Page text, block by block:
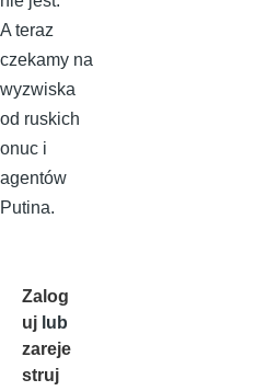
A teraz
czekamy na
wyzwiska
od ruskich
onuc i
agentów
Putina.
Zalog
uj lub
zareje
struj